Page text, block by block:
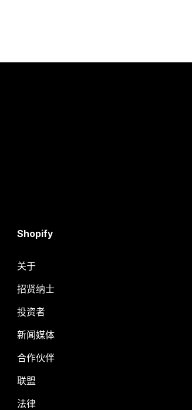
Shopify
关于
招贤纳士
投资者
新闻媒体
合作伙伴
联盟
法律